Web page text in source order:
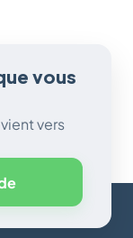
vous
vers